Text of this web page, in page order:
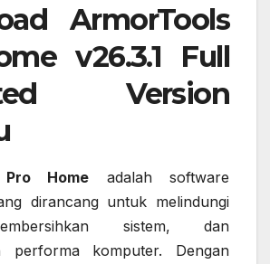
ArmorTools
v26.3.1 Full
Version
Pro Home adalah software
dirancang untuk melindungi
sistem, dan
performa komputer. Dengan